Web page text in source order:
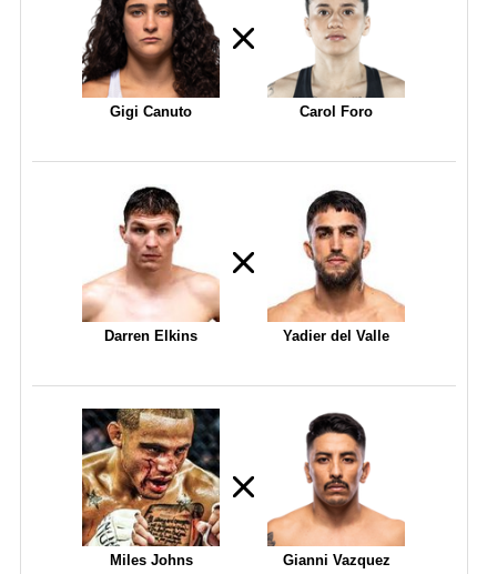
Gigi Canuto Carol Foro
Darren Elkins Yadier del Valle
Miles Johns Gianni Vazquez